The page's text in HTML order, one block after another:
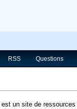
RSS Questions
est un site de